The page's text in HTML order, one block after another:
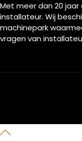
Met meer dan 20 jaar
installateur. Wij
machinepark
vragen van